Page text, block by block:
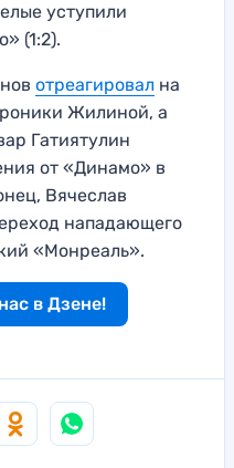
уступили
(1:2).
отреагировал на
Жилиной, а
Гатиятулин
от «Динамо» в
Вячеслав
нападающего
«Монреаль».
в Дзене!